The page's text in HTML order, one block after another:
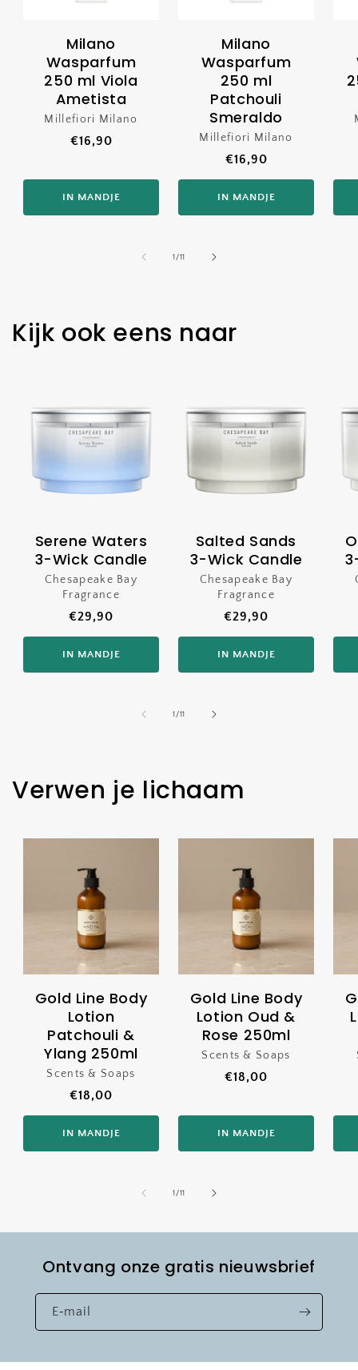
Milano
Wasparfum
250 ml Viola
Ametista
Verkoper:
Millefiori Milano
Normale
€16,90
IN MANDJE
Milano
Wasparfum
250 ml
Patchouli
Smeraldo
Verkoper:
Millefiori Milano
Normale
prijs
€16,90
IN MANDJE
1 /van
11
Kijk ook eens naar
Serene Waters
3-Wick Candle
Verkoper:
Chesapeake Bay
Fragrance
Normale
prijs
€29,90
IN MANDJE
Salted Sands
3-Wick Candle
Verkoper:
Chesapeake Bay
Fragrance
Normale
prijs
€29,90
IN MANDJE
1 /van
11
Verwen je lichaam
Gold Line Body
Lotion
Patchouli &
Ylang 250ml
Verkoper:
Scents & Soaps
Normale
prijs
€18,00
IN MANDJE
Gold Line Body
Lotion Oud &
Rose 250ml
Verkoper:
Scents & Soaps
Normale
€18,00
IN MANDJE
1 /van
11
Ontvang onze gratis nieuwsbrief
E‑mail